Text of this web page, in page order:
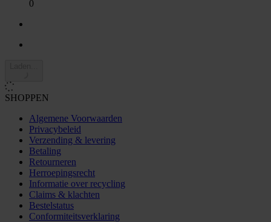
0
SHOPPEN
Algemene Voorwaarden
Privacybeleid
Verzending & levering
Betaling
Retourneren
Herroepingsrecht
Informatie over recycling
Claims & klachten
Bestelstatus
Conformiteitsverklaring